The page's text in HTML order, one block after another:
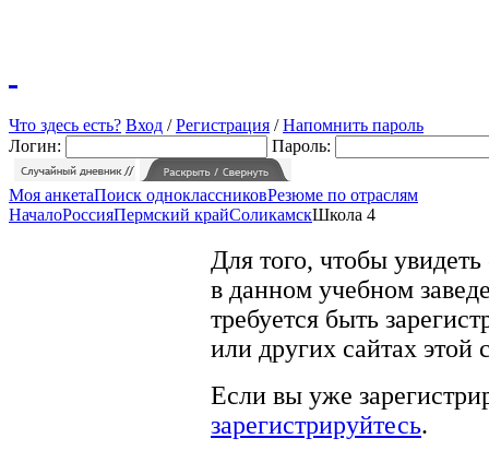
Что здесь есть? Вход /Регистрация /Напомнить пароль
Логин:
Пароль:
Моя анкетаПоиск одноклассниковРезюме по отраслям
НачалоРоссияПермский крайСоликамскШкола 4
Для того, чтобы
в данном учебном
требуется быть
или других сайтах этой
Если вы уже
зарегистрируйтесь.